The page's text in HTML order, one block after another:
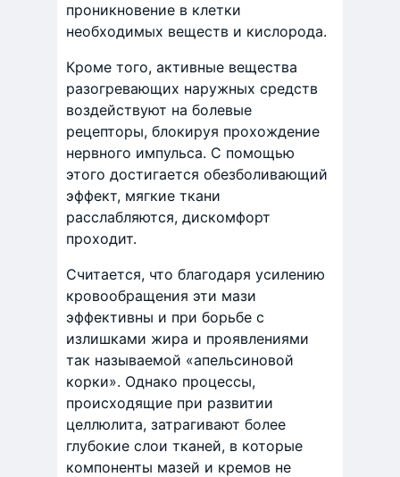
проникновение в клетки
необходимых веществ и кислорода.
Кроме того, активные вещества
разогревающих наружных средств
воздействуют на болевые
рецепторы, блокируя прохождение
нервного импульса. С помощью
этого достигается обезболивающий
эффект, мягкие ткани
расслабляются, дискомфорт
проходит.
Считается, что благодаря усилению
кровообращения эти мази
эффективны и при борьбе с
излишками жира и проявлениями
так называемой «апельсиновой
корки». Однако процессы,
происходящие при развитии
целлюлита, затрагивают более
глубокие слои тканей, в которые
компоненты мазей и кремов не